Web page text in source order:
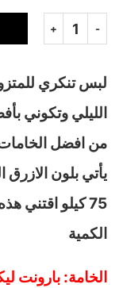
لبس تنكري
الليلي وتكوني
من افضل
75 كيلو اقتني
الكمية
الخامة: بارونت